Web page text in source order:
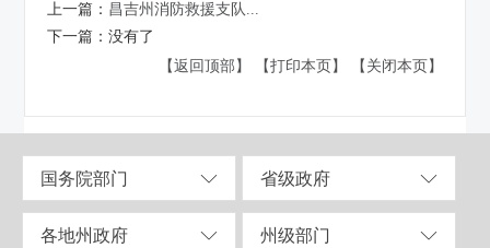
上一篇： 昌吉州消防救援支队...
下一篇：没有了
【返回顶部】
【打印本页】 【关闭本页】
国务院部门 省级政府
各地州政府 州级部门